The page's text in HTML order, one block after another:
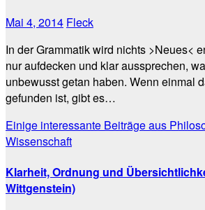
Mai 4, 2014 Fleck
In der Grammatik wird nichts >Neues<
nur aufdecken und klar aussprechen,
unbewusst getan haben. Wenn einmal
gefunden ist, gibt es…
Einige interessante Beiträge aus
Wissenschaft
Klarheit, Ordnung und
Wittgenstein)